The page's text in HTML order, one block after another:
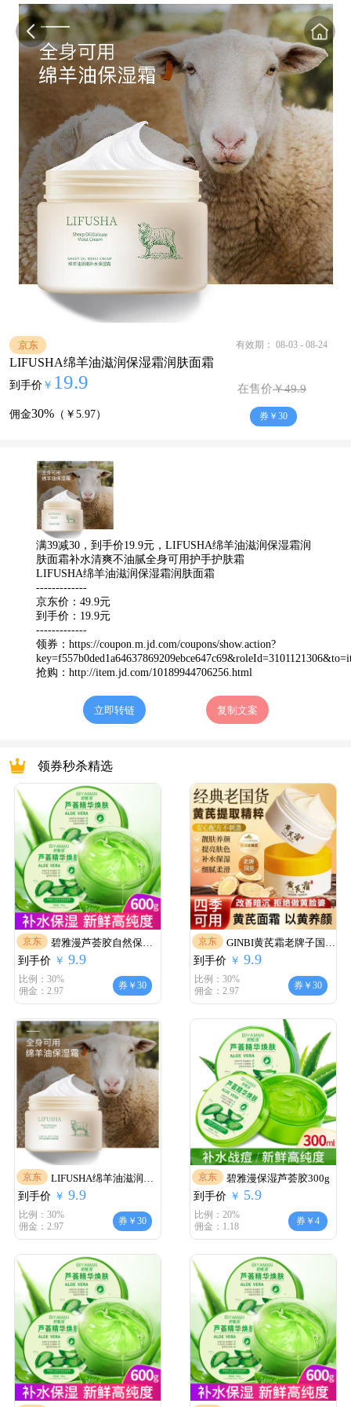
京东 有效期： 08-03 - 08-24
LIFUSHA绵羊油滋润保湿霜润肤面霜
到手价 ￥ 19.9 在售价￥49.9
佣金30% （￥5.97） 券￥30
满39减30，到手价19.9元，LIFUSHA绵羊油滋润保湿霜润
肤面霜补水清爽不油腻全身可用护手护肤霜
LIFUSHA绵羊油滋润保湿霜润肤面霜
-------------
京东价：49.9元
到手价：19.9元
-------------
领券： https://coupon.m.jd.com/coupons/show.action?
抢购： http://item.jd.com/10189944706256.html
立即转链 复制文案
领券秒杀精选
京东
碧雅漫芦荟胶自然保湿
芦荟300gX2盒
到手价 ￥ 9.9
比例：30%
佣金：2.97
券￥30
京东
GINBI黄芪霜老牌子国货
护肤品养颜黄氏霜
到手价 ￥ 9.9
比例：30%
佣金：2.97
券￥30
京东
LIFUSHA绵羊油滋润保
湿霜润肤面霜140gx3瓶
到手价 ￥ 9.9
比例：30%
佣金：2.97
券￥30
京东
碧雅漫保湿芦荟胶300g
到手价 ￥ 5.9
比例：20%
佣金：1.18
券￥4